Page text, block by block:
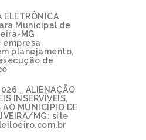
ELETRÔNICA
Municipal de
MG
planejamento,
de
_ ALIENAÇÃO
INSERVÍVEIS,
AO MUNICÍPIO DE
MG: site